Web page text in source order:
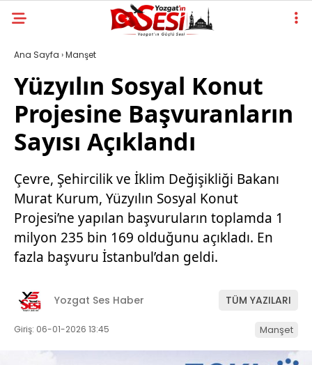
Ana Sayfa ›Manşet
Yüzyılın Sosyal Konut
Projesine Başvuranların
Sayısı Açıklandı
Çevre, Şehircilik ve İklim Değişikliği Bakanı
Murat Kurum, Yüzyılın Sosyal Konut
Projesi’ne yapılan başvuruların toplamda 1
milyon 235 bin 169 olduğunu açıkladı. En
fazla başvuru İstanbul’dan geldi.
Yozgat Ses Haber TÜM YAZILARI
Giriş: 06-01-2026 13:45 Manşet